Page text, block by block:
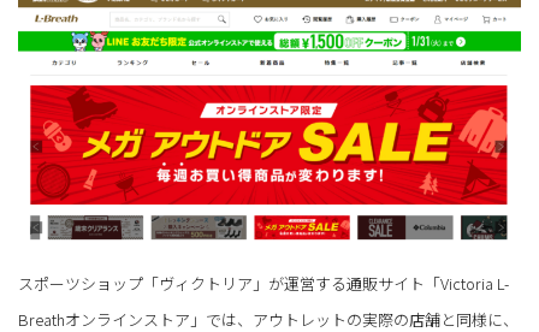
スポーツショップ「ヴィクトリア」が運営する通販サイト「Victoria L-
Breathオンラインストア」では、アウトレットの実際の店舗と同様に、